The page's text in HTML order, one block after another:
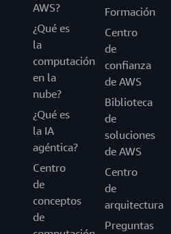
AWS?
¿Qué es
la
computación
en la
nube?
¿Qué es
la IA
agéntica?
Centro
de
conceptos
de
Formación
Centro
de
confianza
de AWS
Biblioteca
de
soluciones
de AWS
Centro
de
arquitectura
Preguntas